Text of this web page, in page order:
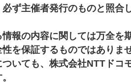
ず主催者発行のものと照合
報の内容に関しては万全を
を保証するものではありま
いても、株式会社NTTドコ